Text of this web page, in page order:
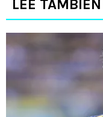
LEE TAMBIÉN